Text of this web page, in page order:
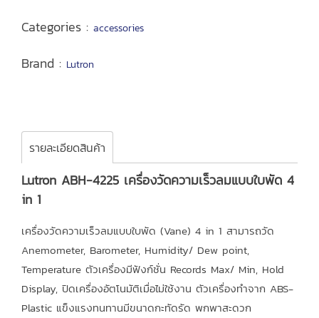
Categories : accessories
Brand : Lutron
รายละเอียดสินค้า
Lutron ABH-4225 เครื่องวัดความเร็วลมแบบใบพัด 4
in 1
เครื่องวัดความเร็วลมแบบใบพัด (Vane) 4 in 1 สามารถวัด
Anemometer, Barometer, Humidity/ Dew point,
Temperature ตัวเครื่องมีฟังก์ชั่น Records Max/ Min, Hold
Display, ปิดเครื่องอัตโนมัติเมื่อไม่ใช้งาน ตัวเครื่องทำจาก ABS-
Plastic แข็งแรงทนทานมีขนาดกะทัดรัด พกพาสะดวก